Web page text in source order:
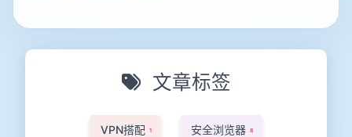
文章标签
VPN搭配 1 安全浏览器 8